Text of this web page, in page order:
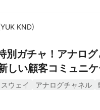
YUK KND)
別ガチャ！アナログ
しい顧客コミュニ
ウェイ アナログチャネル